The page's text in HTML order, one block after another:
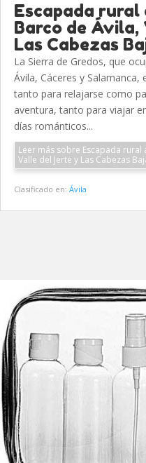
Escapada rural
Barco de
Las Cabezas
La Sierra de Gredos, que
Ávila, Cáceres y
tanto para relajarse como
aventura, tanto para viajar
días románticos...
Leer más sobre Escapada rural
Valle del Jerte y Las Cabezas
Clasificado en: Ávila